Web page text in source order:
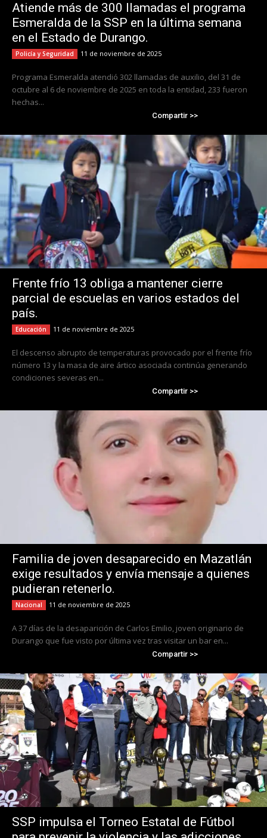
Atiende más de 300 llamadas el programa
Esmeralda de la SSP en la última semana
en el Estado de Durango.
Policía y Seguridad 11 de noviembre de 2025
Programa Esmeralda atendió 302 llamadas de auxilio, del 31 de
octubre al 6 de noviembre de 2025 en toda la entidad, 233 fueron
hechas...
Compartir >>
Frente frío 13 obliga a mantener cierre
parcial de escuelas en varios estados del
país.
Educación 11 de noviembre de 2025
El descenso abrupto de temperaturas provocado por el frente frío
número 13 y la masa de aire ártico asociada continúa generando
condiciones severas en...
Compartir >>
Familia de joven desaparecido en Mazatlán
exige resultados y envía mensaje a quienes
pudieran retenerlo.
Nacional 11 de noviembre de 2025
A 37 días de la desaparición de Carlos Emilio, joven originario de
Durango que fue visto por última vez tras visitar un bar en...
Compartir >>
SSP impulsa el Torneo Estatal de Fútbol